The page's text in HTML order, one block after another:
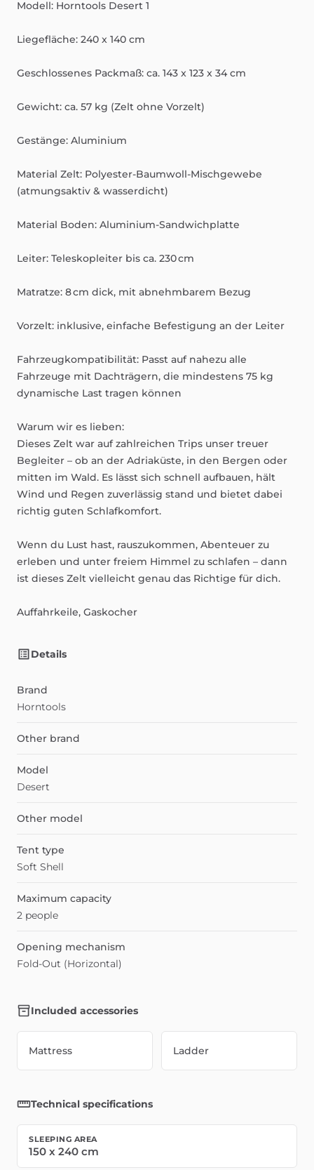
Modell: Horntools Desert 1
Liegefläche: 240 x 140 cm
Geschlossenes Packmaß: ca. 143 x 123 x 34 cm
Gewicht: ca. 57 kg (Zelt ohne Vorzelt)
Gestänge: Aluminium
Material Zelt: Polyester-Baumwoll-Mischgewebe
(atmungsaktiv & wasserdicht)
Material Boden: Aluminium-Sandwichplatte
Leiter: Teleskopleiter bis ca. 230cm
Matratze: 8cm dick, mit abnehmbarem Bezug
Vorzelt: inklusive, einfache Befestigung an der Leiter
Fahrzeugkompatibilität: Passt auf nahezu alle
Fahrzeuge mit Dachträgern, die mindestens 75 kg
dynamische Last tragen können
Warum wir es lieben:
Dieses Zelt war auf zahlreichen Trips unser treuer
Begleiter – ob an der Adriaküste, in den Bergen oder
mitten im Wald. Es lässt sich schnell aufbauen, hält
Wind und Regen zuverlässig stand und bietet dabei
richtig guten Schlafkomfort.
Wenn du Lust hast, rauszukommen, Abenteuer zu
erleben und unter freiem Himmel zu schlafen – dann
ist dieses Zelt vielleicht genau das Richtige für dich.
Auffahrkeile, Gaskocher
Details
Brand
Horntools
Other brand
Model
Desert
Other model
Tent type
Soft Shell
Maximum capacity
2 people
Opening mechanism
Fold-Out (Horizontal)
Included accessories
Mattress Ladder
Technical specifications
SLEEPING AREA
150 x 240 cm